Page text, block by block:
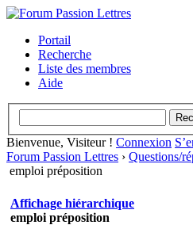
Portail
Recherche
Liste des membres
Aide
Bienvenue, Visiteur ! Connexion
Forum Passion Lettres › Questions/
emploi préposition
Affichage hiérarchique
emploi préposition